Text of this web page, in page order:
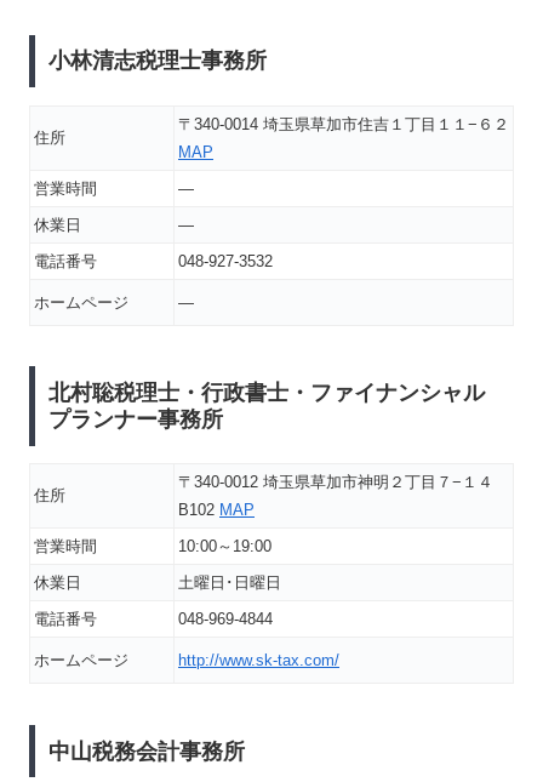
小林清志税理士事務所
住所
〒340-0014 埼玉県草加市住吉１丁目１１−６２
MAP
営業時間
―
休業日
―
電話番号
048-927-3532
ホームページ ―
北村聡税理士・行政書士・ファイナンシャル
プランナー事務所
住所
〒340-0012 埼玉県草加市神明２丁目７−１４
B102 MAP
営業時間
10:00～19:00
休業日
土曜日･日曜日
電話番号
048-969-4844
ホームページ http://www.sk-tax.com/
中山税務会計事務所